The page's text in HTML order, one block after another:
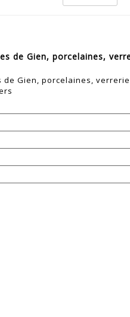
de Gien, porcelaines,
Gien, porcelaines,